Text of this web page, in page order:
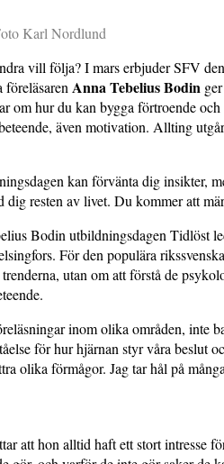
Karl Nordlund
vill följa? I mars erbjuder SFV
föreläsaren Anna Tebelius Bodin
om hur du kan bygga förtroende
även motivation. Allting
kan förvänta dig insikter,
dig resten av livet. Du kommer att
Bodin utbildningsdagen Tidlöst
För den populära
utan om att förstå de
inom olika områden, inte
för hur hjärnan styr våra beslut
olika förmågor. Jag tar hål på
att hon alltid haft ett stort intresse